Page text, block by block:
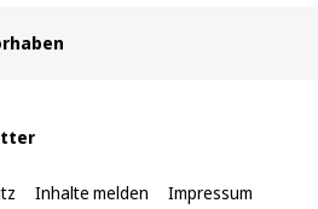
Inhalte melden Impressum